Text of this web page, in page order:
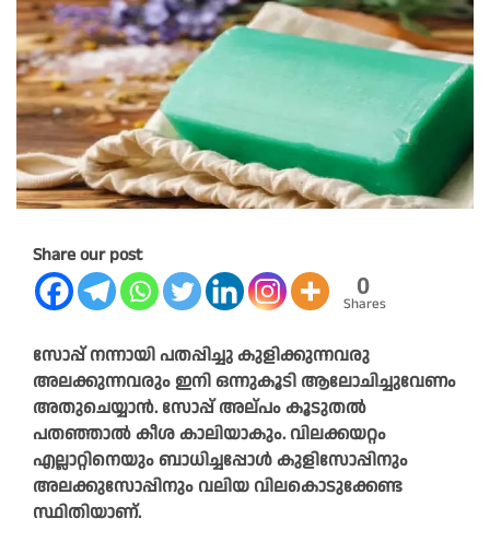
Share our post
0
Shares
സോപ്പ് നന്നായി പതപ്പിച്ചു കുളിക്കുന്നവരു
അലക്കുന്നവരും ഇനി ഒന്നുകൂടി ആലോചിച്ചുവേണം
അതുചെയ്യാൻ. സോപ്പ് അല്പം കൂടുതൽ
പതഞ്ഞാൽ കീശ കാലിയാകും. വിലക്കയറ്റം
എല്ലാറ്റിനെയും ബാധിച്ചപ്പോൾ കുളിസോപ്പിനും
അലക്കുസോപ്പിനും വലിയ വിലകൊടുക്കേണ്ട
സ്ഥിതിയാണ്.